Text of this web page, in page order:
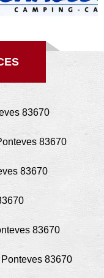
83670
83670
83670
83670
83670